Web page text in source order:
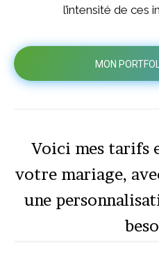
l’intensité de ces
MON
Voici mes tarifs
votre mariage,
une